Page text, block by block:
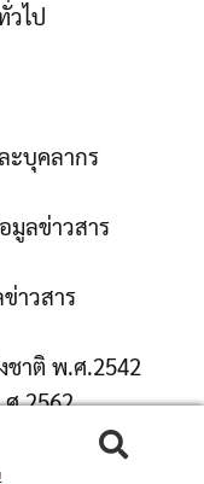
วไป
ะบุคลากร
ลข่าวสาร
าวสาร
าติ พ.ศ.2542
.2562
ษาแห่งชาติ
บที่ 4)